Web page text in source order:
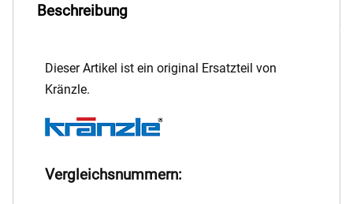
Beschreibung
Dieser Artikel ist ein original Ersatzteil von
Kränzle.
Vergleichsnummern: